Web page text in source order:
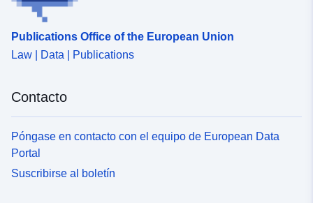
Publications Office of the European Union
Law | Data | Publications
Contacto
Póngase en contacto con el equipo de European Data
Portal
Suscribirse al boletín